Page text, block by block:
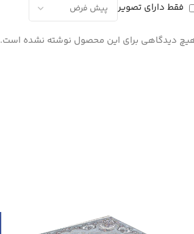
فقط دارای تصویر
دیدگاهی برای این محصول نوشته نشده است.